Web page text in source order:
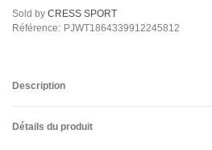
Sold by CRESS SPORT
Référence: PJWT1864339912245812
Description
Détails du produit